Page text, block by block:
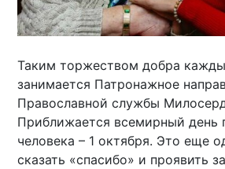
Таким торжеством добра
занимается Патронажное
Православной службы
Приближается всемирный день
человека – 1 октября. Это еще
сказать «спасибо» и проявить